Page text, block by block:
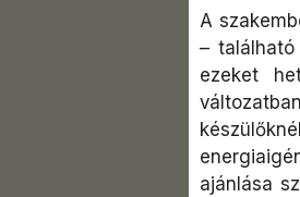
A
– található
ezeket
ajánlása